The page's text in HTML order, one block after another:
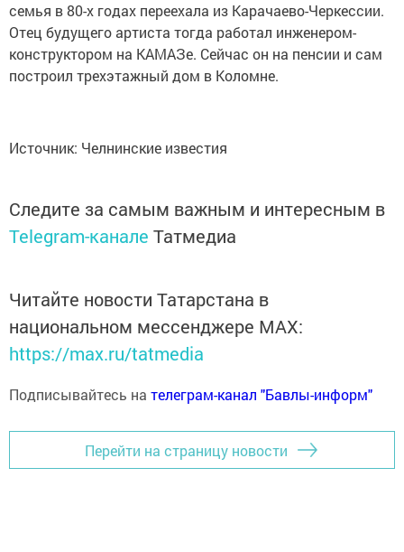
семья в 80-х годах переехала из Карачаево-Черкессии.
Отец будущего артиста тогда работал инженером-
конструктором на КАМАЗе. Сейчас он на пенсии и сам
построил трехэтажный дом в Коломне.
Источник: Челнинские известия
Следите за самым важным и интересным в
Telegram-канале Татмедиа
Читайте новости Татарстана в
национальном мессенджере MАХ:
https://max.ru/tatmedia
Подписывайтесь на телеграм-канал "Бавлы-информ"
Перейти на страницу новости